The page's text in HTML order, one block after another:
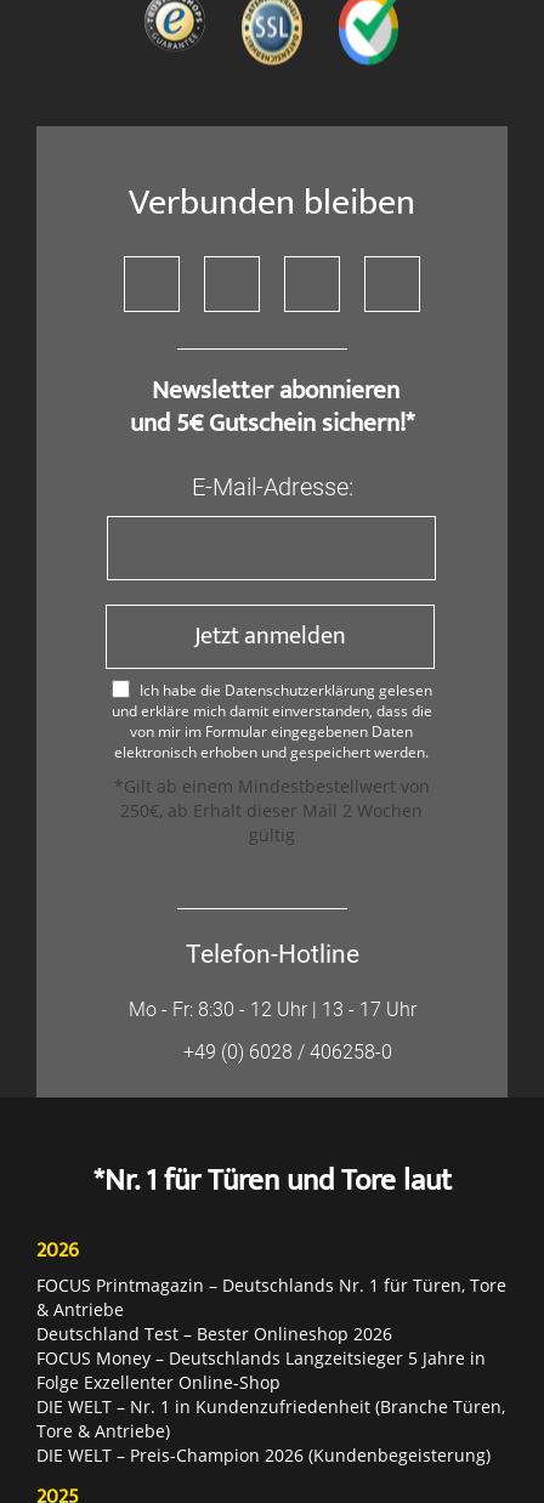
Verbunden bleiben
​ Newsletter abonnieren
und 5€ Gutschein sichern!*
E-Mail-Adresse:
Jetzt anmelden
Ich habe die Datenschutzerklärung gelesen
und erkläre mich damit einverstanden, dass die
von mir im Formular eingegebenen Daten
elektronisch erhoben und gespeichert werden.
*Gilt ab einem Mindestbestellwert von
250€, ab Erhalt dieser Mail 2 Wochen
gültig
Telefon-Hotline
Mo - Fr: 8:30 - 12 Uhr | 13 - 17 Uhr
+49 (0) 6028 / 406258-0
*Nr. 1 für Türen und Tore laut
2026
FOCUS Printmagazin – Deutschlands Nr. 1 für Türen, Tore
& Antriebe
Deutschland Test – Bester Onlineshop 2026
FOCUS Money – Deutschlands Langzeitsieger 5 Jahre in
Folge Exzellenter Online-Shop
DIE WELT – Nr. 1 in Kundenzufriedenheit (Branche Türen,
Tore & Antriebe)
DIE WELT – Preis-Champion 2026 (Kundenbegeisterung)